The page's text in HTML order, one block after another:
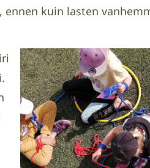
kuin lasten